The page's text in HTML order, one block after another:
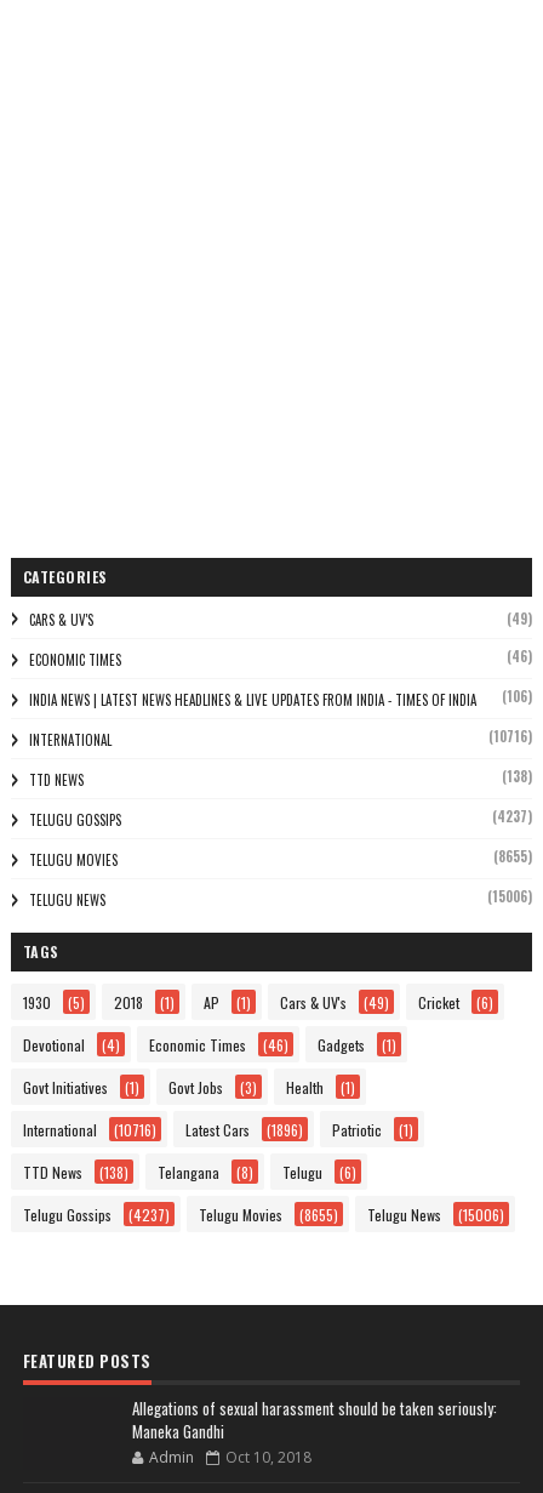
CATEGORIES
CARS & UV'S (49)
ECONOMIC TIMES (46)
INDIA NEWS | LATEST NEWS HEADLINES & LIVE UPDATES FROM INDIA - TIMES OF INDIA (106)
INTERNATIONAL (10716)
TTD NEWS (138)
TELUGU GOSSIPS (4237)
TELUGU MOVIES (8655)
TELUGU NEWS (15006)
TAGS
1930 (5) 2018 (1) AP (1) Cars & UV's (49) Cricket (6)
Devotional (4) Economic Times (46) Gadgets (1)
Govt Initiatives (1) Govt Jobs (3) Health (1)
International (10716) Latest Cars (1896) Patriotic (1)
TTD News (138) Telangana (8) Telugu (6)
Telugu Gossips (4237) Telugu Movies (8655) Telugu News (15006)
FEATURED POSTS
Allegations of sexual harassment should be taken seriously:
Maneka Gandhi
Admin Oct 10, 2018